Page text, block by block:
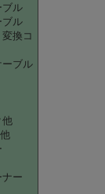
ブル
ブル
換コ
ーブル
他
ー